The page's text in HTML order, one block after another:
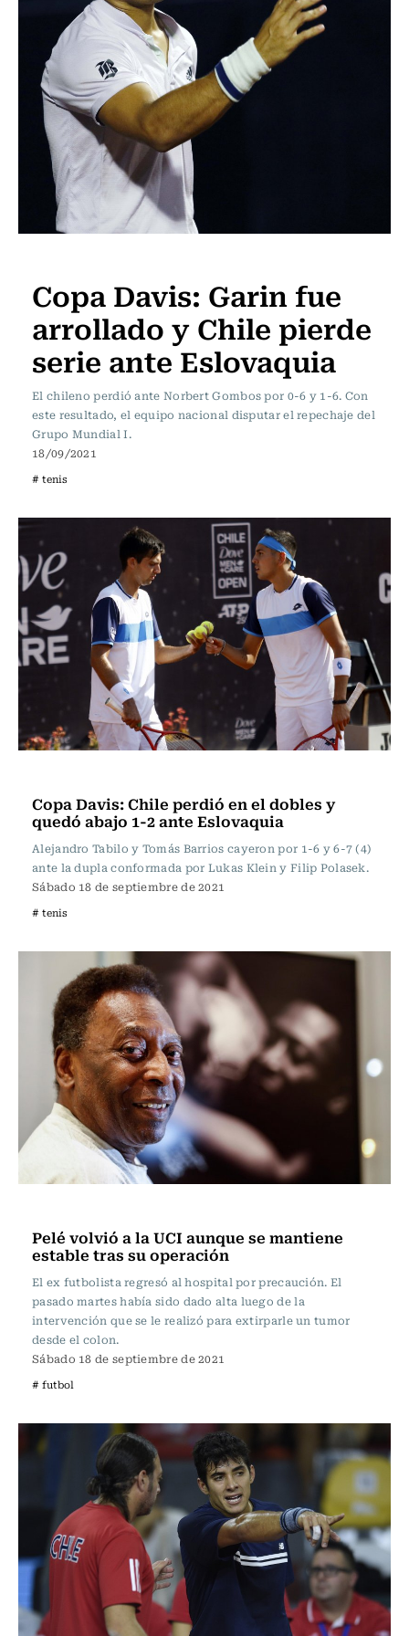
Copa Davis: Garin fue
arrollado y Chile pierde
serie ante Eslovaquia
El chileno perdió ante Norbert Gombos por 0-6 y 1-6. Con
este resultado, el equipo nacional disputar el repechaje del
Grupo Mundial I.
18/09/2021
# tenis
Copa Davis: Chile perdió en el dobles y
quedó abajo 1-2 ante Eslovaquia
Alejandro Tabilo y Tomás Barrios cayeron por 1-6 y 6-7 (4)
ante la dupla conformada por Lukas Klein y Filip Polasek.
Sábado 18 de septiembre de 2021
# tenis
Pelé volvió a la UCI aunque se mantiene
estable tras su operación
El ex futbolista regresó al hospital por precaución. El
pasado martes había sido dado alta luego de la
intervención que se le realizó para extirparle un tumor
desde el colon.
Sábado 18 de septiembre de 2021
# futbol